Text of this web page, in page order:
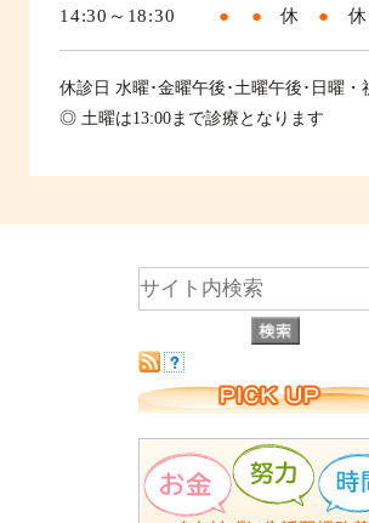
14:30～18:30
● ● 休 ● 休
休診日 水曜･金曜午後･土曜午後･日曜・
◎ 土曜は13:00まで診療となります